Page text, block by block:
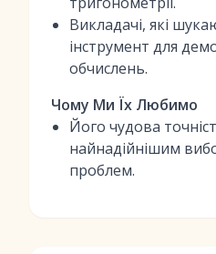
Викладачі, які
інструмент для
обчислень.
Чому Ми Їх Любимо
Його чудова
найнадійнішим
проблем.